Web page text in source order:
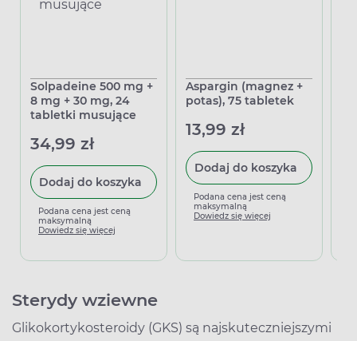
Solpadeine 500 mg +
8 mg + 30 mg, 24
tabletki musujące
34,99 zł
Dodaj do koszyka
Podana cena jest ceną
maksymalną
Dowiedz się więcej
Aspargin (magnez +
potas), 75 tabletek
13,99 zł
Dodaj do koszyka
Podana cena jest ceną
maksymalną
Dowiedz się więcej
Sterydy wziewne
Glikokortykosteroidy (GKS) są najskuteczniejszymi